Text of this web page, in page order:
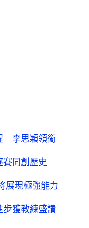
李思穎領銜
同創歷史
展現極強能力
獲教練盛讚